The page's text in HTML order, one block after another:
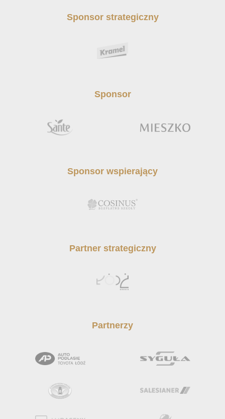
Sponsor strategiczny
Sponsor
Sponsor wspierający
Partner strategiczny
Partnerzy